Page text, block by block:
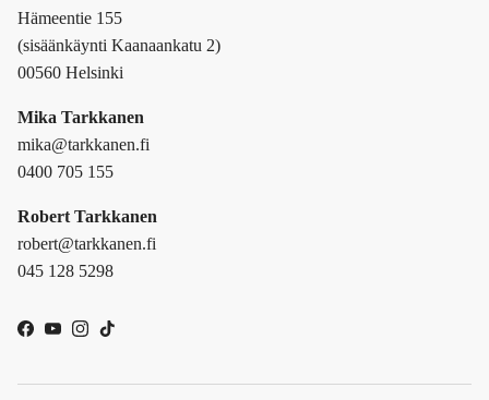
Hämeentie 155
(sisäänkäynti Kaanaankatu 2)
00560 Helsinki
Mika Tarkkanen
mika@tarkkanen.fi
0400 705 155
Robert Tarkkanen
robert@tarkkanen.fi
045 128 5298
Facebook
YouTube
Instagram
TikTok